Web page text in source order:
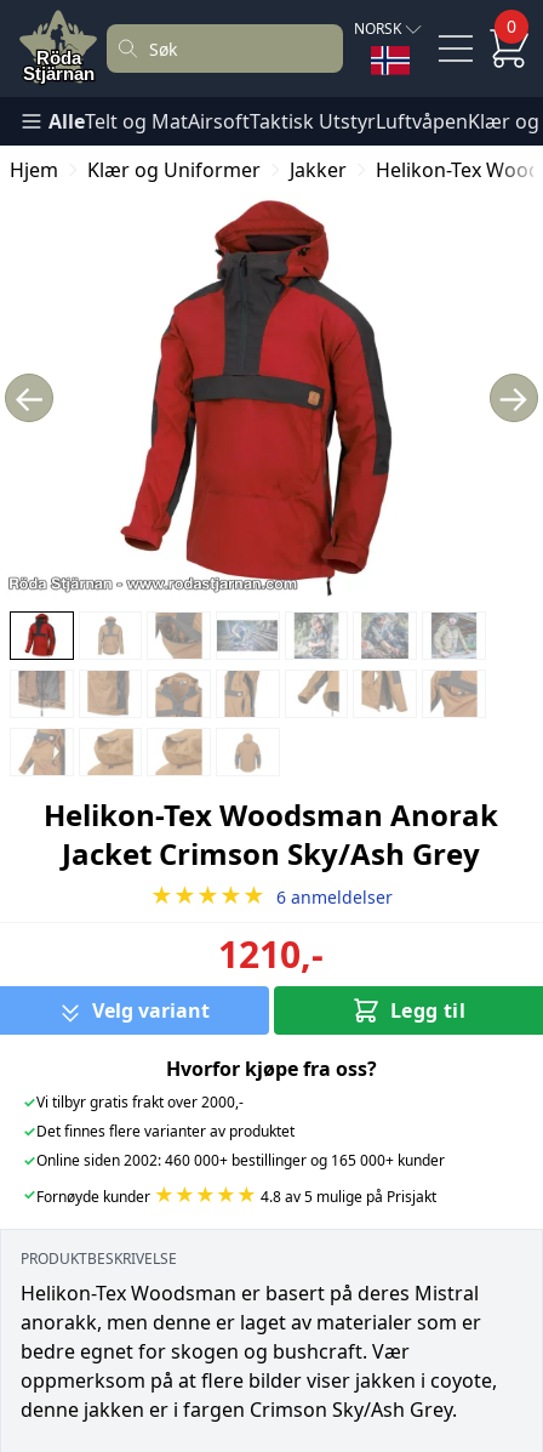
NORSK 0
AlleTelt og MatAirsoftTaktisk UtstyrLuftvåpenKlær
Hjem
Klær og Uniformer Jakker Helikon-Tex
← →
Helikon-Tex Woodsman Anorak
Jacket Crimson Sky/Ash Grey
★★★★★ 6 anmeldelser
1210,-
Velg variant Legg til
Hvorfor kjøpe fra oss?
✓Vi tilbyr gratis frakt over 2000,-
✓Det finnes flere varianter av produktet
✓Online siden 2002: 460 000+ bestillinger og 165 000+ kunder
✓Fornøyde kunder ★★★★★ 4.8 av 5 mulige på Prisjakt
PRODUKTBESKRIVELSE
Helikon-Tex Woodsman er basert på deres Mistral
anorakk, men denne er laget av materialer som er
bedre egnet for skogen og bushcraft. Vær
oppmerksom på at flere bilder viser jakken i coyote,
denne jakken er i fargen Crimson Sky/Ash Grey.